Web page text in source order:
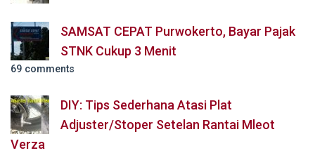
SAMSAT CEPAT Purwokerto, Bayar Pajak
STNK Cukup 3 Menit
69 comments
DIY: Tips Sederhana Atasi Plat
Adjuster/Stoper Setelan Rantai Mleot
Verza